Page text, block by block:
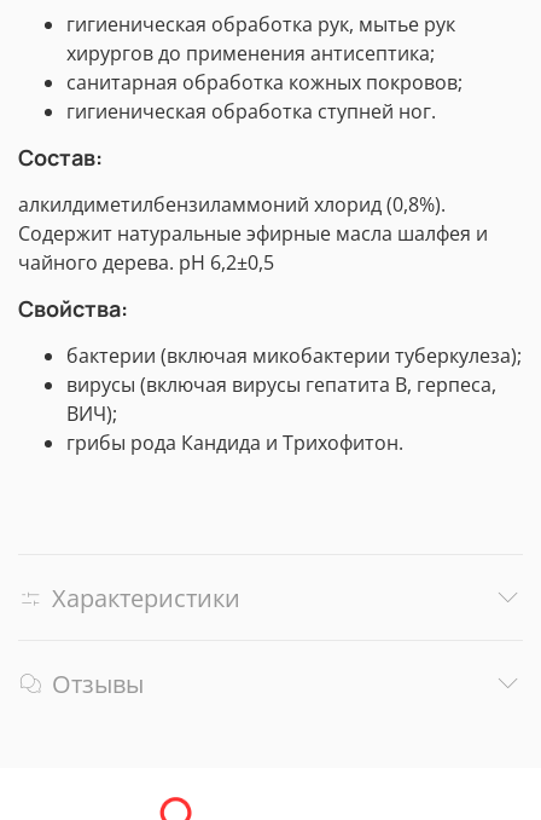
гигиеническая обработка рук, мытье рук
хирургов до применения антисептика;
санитарная обработка кожных покровов;
гигиеническая обработка ступней ног.
Состав:
алкилдиметилбензиламмоний хлорид (0,8%).
Содержит натуральные эфирные масла шалфея и
чайного дерева. pH 6,2±0,5
Свойства:
бактерии (включая микобактерии туберкулеза);
вирусы (включая вирусы гепатита В, герпеса,
ВИЧ);
грибы рода Кандида и Трихофитон.
Характеристики
Отзывы